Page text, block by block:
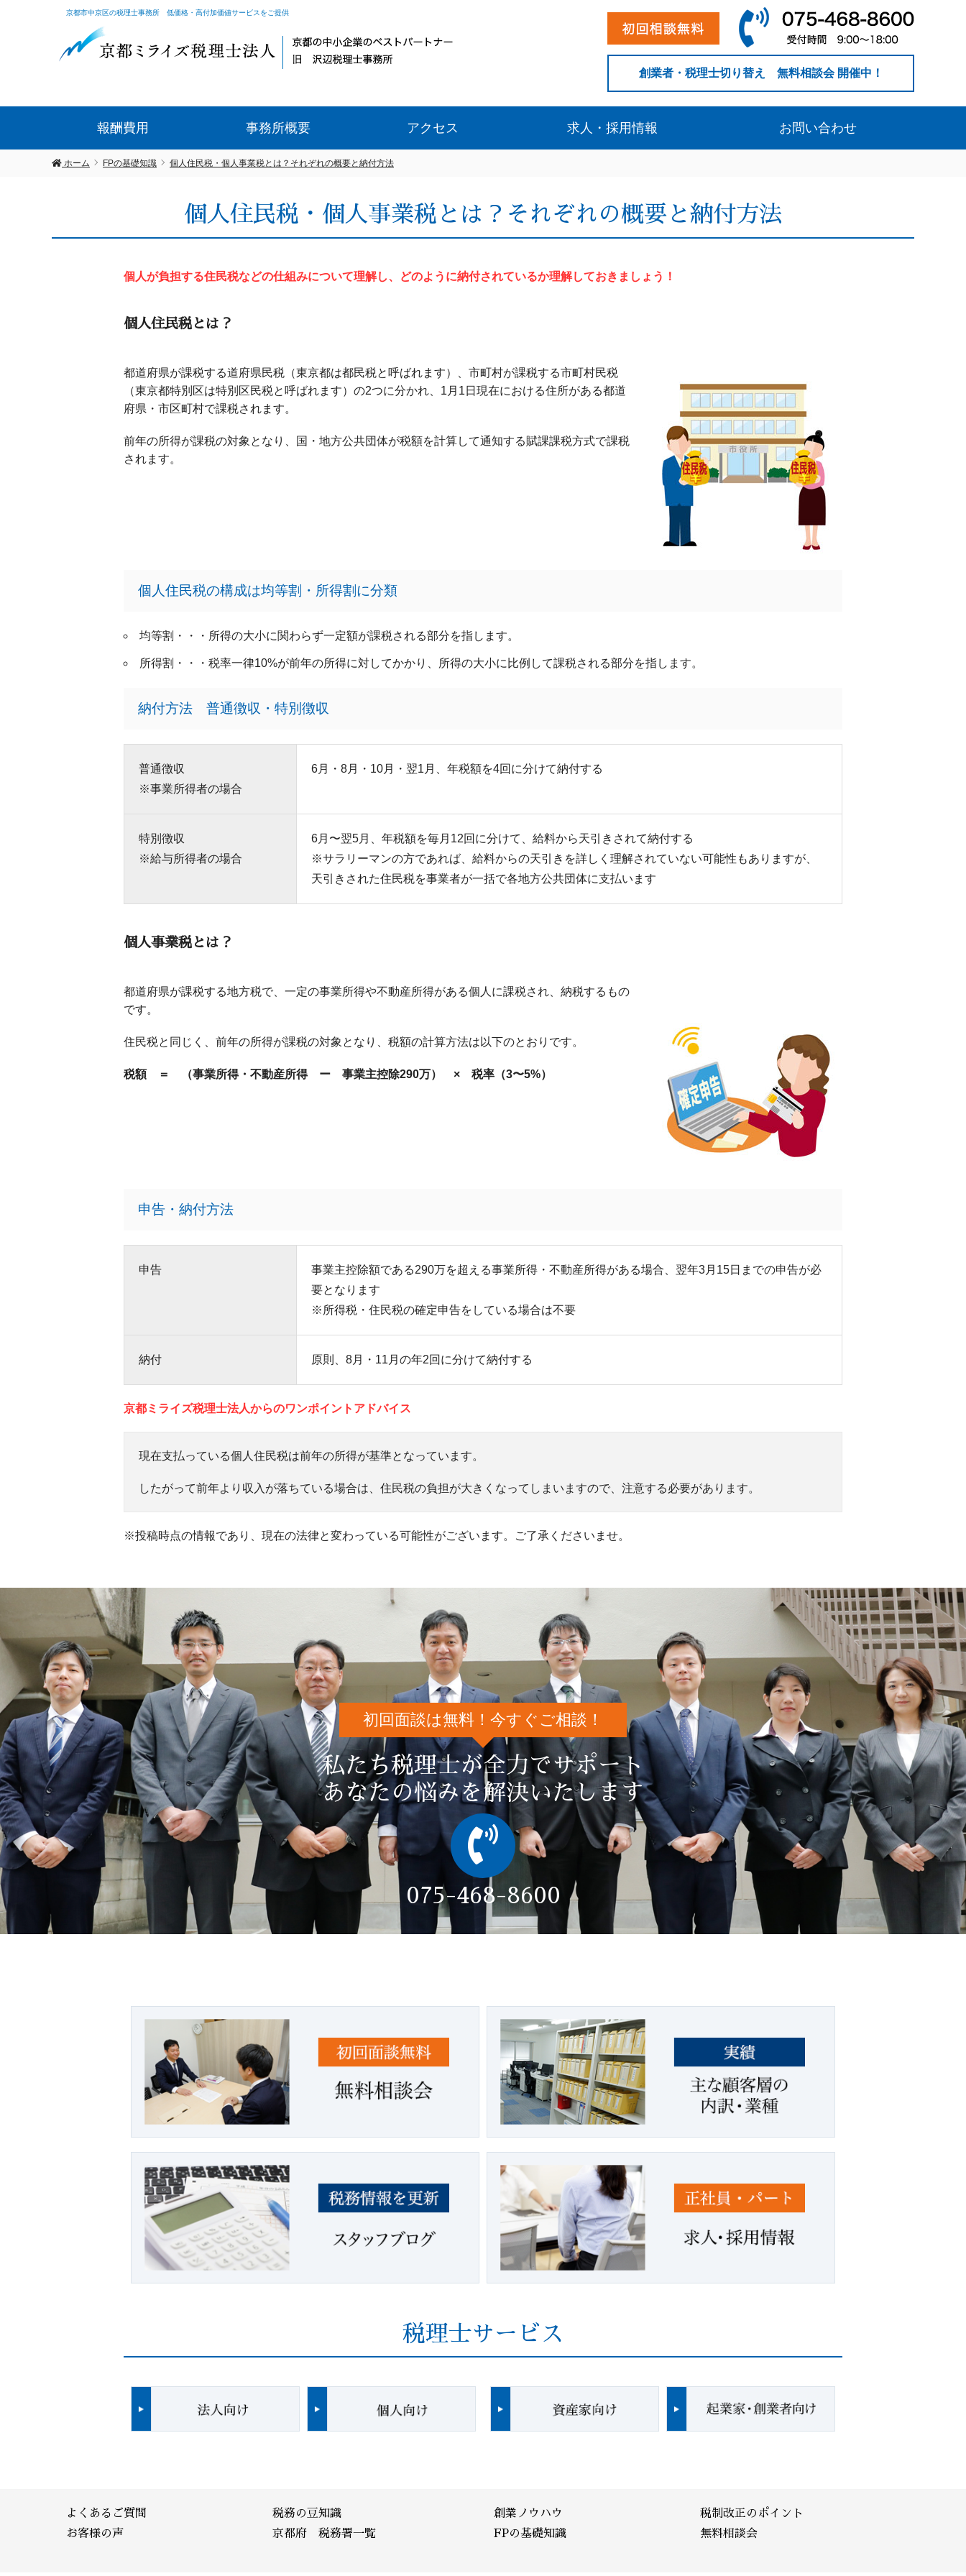
京都市中京区の税理士事務所 低価格・高付加価値サービスをご提供
創業者・税理士切り替え 無料相談会 開催中！
報酬費用 事務所概要 アクセス 求人・採用情報 お問い合わせ
ホーム FPの基礎知識 個人住民税・個人事業税とは？それぞれの概要と納付方法
個人住民税・個人事業税とは？それぞれの概要と納付方法
個人が負担する住民税などの仕組みについて理解し、どのように納付されているか理解しておきましょう！
個人住民税とは？
都道府県が課税する道府県民税（東京都は都民税と呼ばれます）、市町村が課税する市町村民税
（東京都特別区は特別区民税と呼ばれます）の2つに分かれ、1月1日現在における住所がある都道
府県・市区町村で課税されます。
前年の所得が課税の対象となり、国・地方公共団体が税額を計算して通知する賦課課税方式で課税
されます。
個人住民税の構成は均等割・所得割に分類
均等割・・・所得の大小に関わらず一定額が課税される部分を指します。
所得割・・・税率一律10%が前年の所得に対してかかり、所得の大小に比例して課税される部分を指します。
納付方法 普通徴収・特別徴収
普通徴収
※事業所得者の場合
6月・8月・10月・翌1月、年税額を4回に分けて納付する
特別徴収
※給与所得者の場合
6月〜翌5月、年税額を毎月12回に分けて、給料から天引きされて納付する
※サラリーマンの方であれば、給料からの天引きを詳しく理解されていない可能性もありますが、
天引きされた住民税を事業者が一括で各地方公共団体に支払います
個人事業税とは？
都道府県が課税する地方税で、一定の事業所得や不動産所得がある個人に課税され、納税するもの
です。
住民税と同じく、前年の所得が課税の対象となり、税額の計算方法は以下のとおりです。
税額 ＝ （事業所得・不動産所得 ー 事業主控除290万） × 税率（3〜5%）
申告・納付方法
申告
事業主控除額である290万を超える事業所得・不動産所得がある場合、翌年3月15日までの申告が必
要となります
※所得税・住民税の確定申告をしている場合は不要
納付 原則、8月・11月の年2回に分けて納付する
京都ミライズ税理士法人からのワンポイントアドバイス
現在支払っている個人住民税は前年の所得が基準となっています。
したがって前年より収入が落ちている場合は、住民税の負担が大きくなってしまいますので、注意する必要があります。
※投稿時点の情報であり、現在の法律と変わっている可能性がございます。ご了承くださいませ。
初回面談は無料！今すぐご相談！
私たち税理士が全力でサポート
あなたの悩みを解決いたします
075-468-8600
税理士サービス
よくあるご質問
お客様の声
税務の豆知識
京都府 税務署一覧
創業ノウハウ
FPの基礎知識
税制改正のポイント
無料相談会